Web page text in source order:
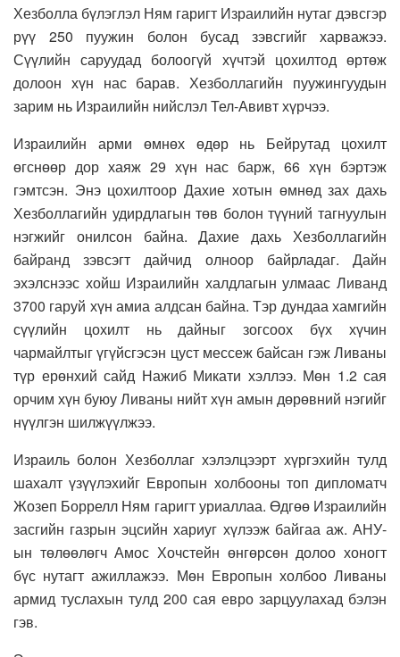
Хезболла бүлэглэл Ням гаригт Израилийн нутаг дэвсгэр
рүү 250 пуужин болон бусад зэвсгийг харважээ.
Сүүлийн саруудад болоогүй хүчтэй цохилтод өртөж
долоон хүн нас барав. Хезболлагийн пуужингуудын
зарим нь Израилийн нийслэл Тел-Авивт хүрчээ.
Израилийн арми өмнөх өдөр нь Бейрутад цохилт
өгснөөр дор хаяж 29 хүн нас барж, 66 хүн бэртэж
гэмтсэн. Энэ цохилтоор Дахие хотын өмнөд зах дахь
Хезболлагийн удирдлагын төв болон түүний тагнуулын
нэгжийг онилсон байна. Дахие дахь Хезболлагийн
байранд зэвсэгт дайчид олноор байрладаг. Дайн
эхэлснээс хойш Израилийн халдлагын улмаас Ливанд
3700 гаруй хүн амиа алдсан байна. Тэр дундаа хамгийн
сүүлийн цохилт нь дайныг зогсоох бүх хүчин
чармайлтыг үгүйсгэсэн цуст мессеж байсан гэж Ливаны
түр ерөнхий сайд Нажиб Микати хэллээ. Мөн 1.2 сая
орчим хүн буюу Ливаны нийт хүн амын дөрөвний нэгийг
нүүлгэн шилжүүлжээ.
Израиль болон Хезболлаг хэлэлцээрт хүргэхийн тулд
шахалт үзүүлэхийг Европын холбооны топ дипломатч
Жозеп Боррелл Ням гаригт уриаллаа. Өдгөө Израилийн
засгийн газрын эцсийн хариуг хүлээж байгаа аж. АНУ-
ын төлөөлөгч Амос Хочстейн өнгөрсөн долоо хоногт
бүс нутагт ажиллажээ. Мөн Европын холбоо Ливаны
армид туслахын тулд 200 сая евро зарцуулахад бэлэн
гэв.